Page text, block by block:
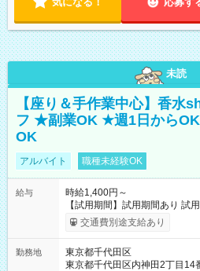
未読
【座り＆手作業中心】香水
フ ★副業OK ★週1日から
OK
アルバイト 職種未経験OK
給与
時給1,400円～
【試用期間】試用期間あり 試
給与は本採用時と同じです。
交通費別途支給あり
勤務地
東京都千代田区
東京都千代田区内神田2丁目